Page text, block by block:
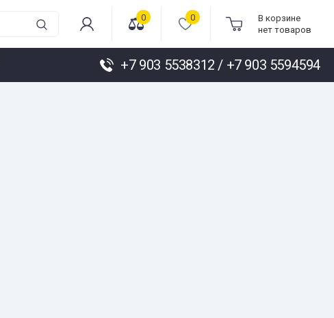
0 0
В корзине
нет товаров
+7 903 5538312 / +7 903 5594594